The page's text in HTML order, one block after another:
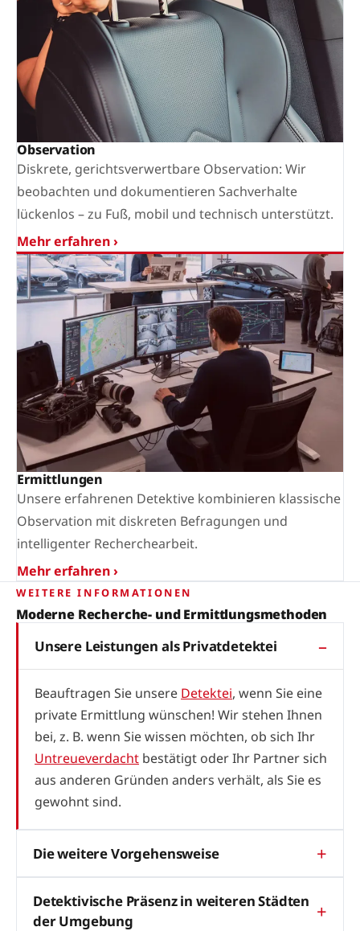
Observation
Diskrete, gerichtsverwertbare Observation: Wir
beobachten und dokumentieren Sachverhalte
lückenlos – zu Fuß, mobil und technisch unterstützt.
Mehr erfahren ›
Ermittlungen
Unsere erfahrenen Detektive kombinieren klassische
Observation mit diskreten Befragungen und
intelligenter Recherchearbeit.
Mehr erfahren ›
WEITERE INFORMATIONEN
Moderne Recherche- und Ermittlungsmethoden
Unsere Leistungen als Privatdetektei
Beauftragen Sie unsere Detektei, wenn Sie eine
private Ermittlung wünschen! Wir stehen Ihnen
bei, z. B. wenn Sie wissen möchten, ob sich Ihr
Untreueverdacht bestätigt oder Ihr Partner sich
aus anderen Gründen anders verhält, als Sie es
gewohnt sind.
Die weitere Vorgehensweise
Detektivische Präsenz in weiteren Städten
der Umgebung